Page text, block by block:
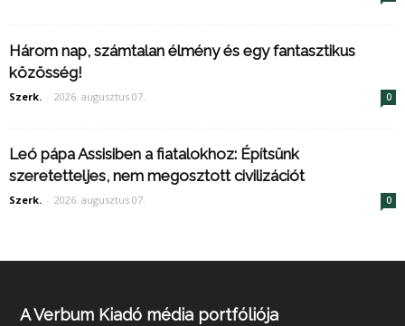
Három nap, számtalan élmény és egy fantasztikus
közösség!
Szerk. - 2026. augusztus 07. 0
Leó pápa Assisiben a fiatalokhoz: Építsünk
szeretetteljes, nem megosztott civilizációt
Szerk. - 2026. augusztus 07. 0
A Verbum Kiadó média portfóliója